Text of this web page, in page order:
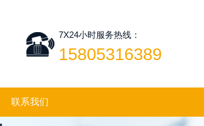
7X24小时服务热线：
15805316389
联系我们